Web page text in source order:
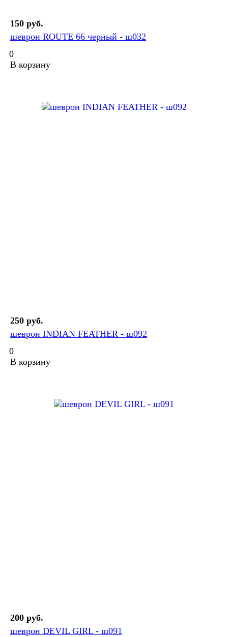
150 руб.
шеврон ROUTE 66 черный - ш032
0
В корзину
250 руб.
шеврон INDIAN FEATHER - ш092
0
В корзину
200 руб.
шеврон DEVIL GIRL - ш091